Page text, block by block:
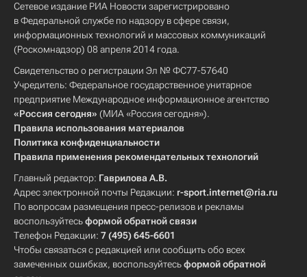
Сетевое издание РИА Новости зарегистрировано
в Федеральной службе по надзору в сфере связи,
информационных технологий и массовых коммуникаций
(Роскомнадзор) 08 апреля 2014 года.
Свидетельство о регистрации Эл № ФС77-57640
Учредитель: Федеральное государственное унитарное
предприятие Международное информационное агентство
«Россия сегодня» (МИА «Россия сегодня»).
Правила использования материалов
Политика конфиденциальности
Правила применения рекомендательных технологий
Главный редактор: Гаврилова А.В.
Адрес электронной почты Редакции: r-sport.internet@ria.ru
По вопросам размещения пресс-релизов и рекламы
воспользуйтесьформой обратной связи
Телефон Редакции: 7 (495) 645-6601
Чтобы связаться с редакцией или сообщить обо всех
замеченных ошибках, воспользуйтесьформой обратной